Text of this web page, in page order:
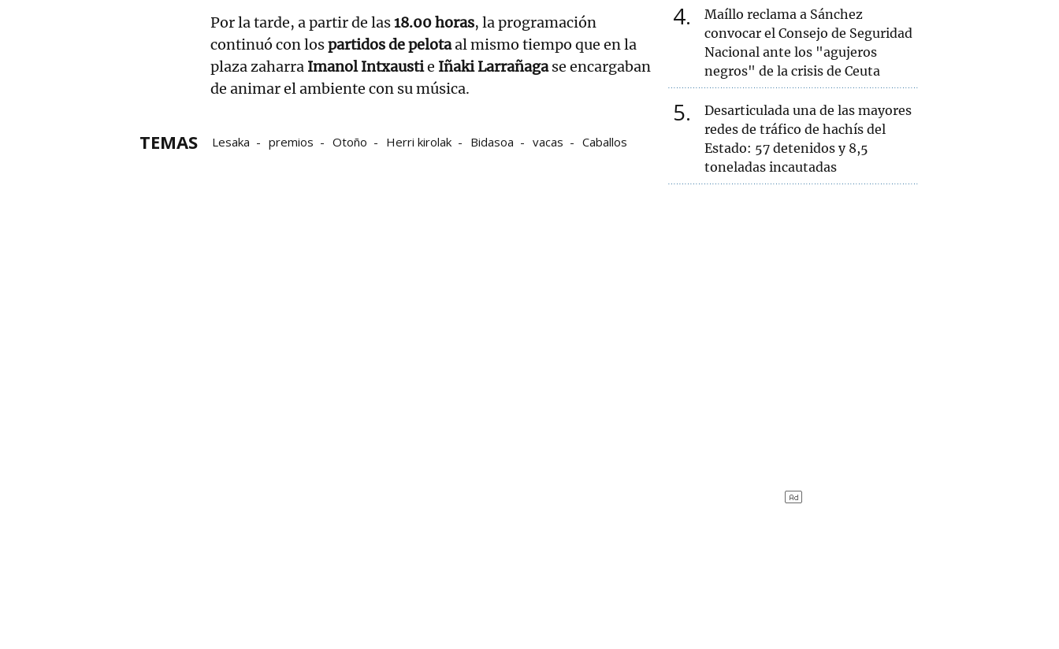
Por la tarde, a partir de las18.00 horas, la programación
continuó con lospartidos de pelotaal mismo tiempo que en la
plaza zaharra Imanol Intxaustie Iñaki Larrañagase encargaban
de animar el ambiente con su música.
TEMAS Lesaka premios Otoño Herri kirolak Bidasoa vacas Caballos
4
Maíllo reclama a Sánchez
convocar el Consejo de Seguridad
Nacional ante los "agujeros
negros" de la crisis de Ceuta
5
Desarticulada una de las mayores
redes de tráfico de hachís del
Estado: 57 detenidos y 8,5
toneladas incautadas